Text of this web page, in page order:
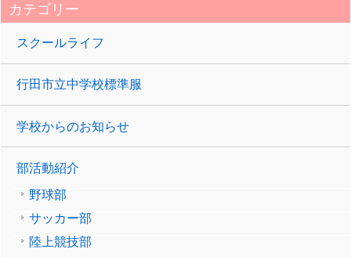
カテゴリー
スクールライフ
行田市立中学校標準服
学校からのお知らせ
部活動紹介
野球部
サッカー部
陸上競技部